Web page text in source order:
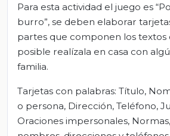
Para esta actividad el juego es
burro”, se deben elaborar
partes que componen los textos
posible realízala en casa con
familia.
Tarjetas con palabras: Título,
o persona, Dirección, Teléfono,
Oraciones impersonales,